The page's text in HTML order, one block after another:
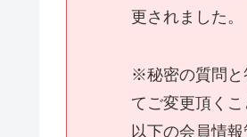
更されました。
※秘密の質問と
てご変更頂くこ
以下の会員情